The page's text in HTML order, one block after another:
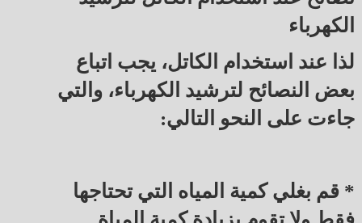
الكهرباء
لذا عند استخدام الكاتل، يجب اتباع
بعض النصائح لترشيد الكهرباء، والتي
جاءت على النحو التالي:
* قم بغلي كمية المياه التي تحتاجها